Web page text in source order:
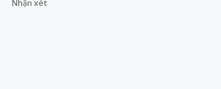
Nhận xét